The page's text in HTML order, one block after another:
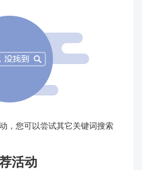
，您可以尝试其它关键词搜索
活动